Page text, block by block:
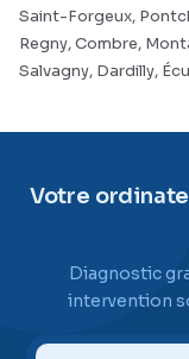
Saint-Forgeux,
Regny, Combre,
Salvagny, Dardilly,
Votre
Diagnostic
intervention